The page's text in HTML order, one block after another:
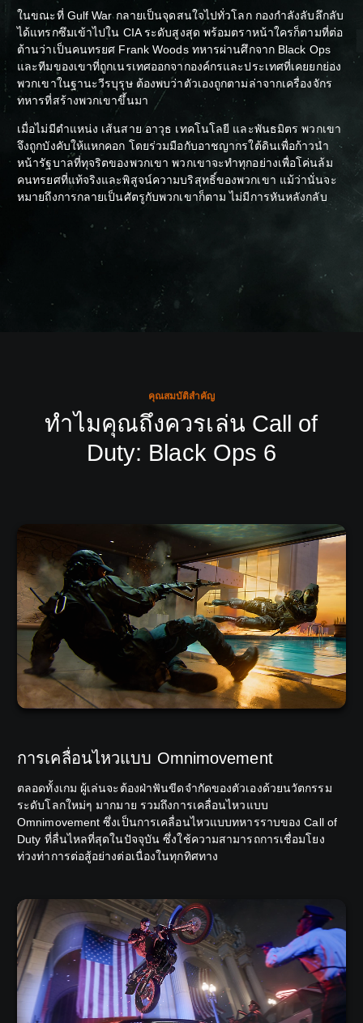
ในขณะที่ Gulf War กลายเป็นจุดสนใจไปทั่วโลก กองกำลังลับลึกลับ
ได้แทรกซึมเข้าไปใน CIA ระดับสูงสุด พร้อมตราหน้าใครก็ตามที่ต่อ
ต้านว่าเป็นคนทรยศ Frank Woods ทหารผ่านศึกจาก Black Ops
และทีมของเขาที่ถูกเนรเทศออกจากองค์กรและประเทศที่เคยยกย่อง
พวกเขาในฐานะวีรบุรุษ ต้องพบว่าตัวเองถูกตามล่าจากเครื่องจักร
ทหารที่สร้างพวกเขาขึ้นมา
เมื่อไม่มีตำแหน่ง เส้นสาย อาวุธ เทคโนโลยี และพันธมิตร พวกเขา
จึงถูกบังคับให้แหกคอก โดยร่วมมือกับอาชญากรใต้ดินเพื่อก้าวนำ
หน้ารัฐบาลที่ทุจริตของพวกเขา พวกเขาจะทำทุกอย่างเพื่อโค่นล้ม
คนทรยศที่แท้จริงและพิสูจน์ความบริสุทธิ์ของพวกเขา แม้ว่านั่นจะ
หมายถึงการกลายเป็นศัตรูกับพวกเขาก็ตาม ไม่มีการหันหลังกลับ
คุณสมบัติสำคัญ
ทำไมคุณถึงควรเล่น Call of
Duty: Black Ops 6
การเคลื่อนไหวแบบ Omnimovement
ตลอดทั้งเกม ผู้เล่นจะต้องฝ่าฟันขีดจำกัดของตัวเองด้วยนวัตกรรม
ระดับโลกใหม่ๆ มากมาย รวมถึงการเคลื่อนไหวแบบ
Omnimovement ซึ่งเป็นการเคลื่อนไหวแบบทหารราบของ Call of
Duty ที่ลื่นไหลที่สุดในปัจจุบัน ซึ่งใช้ความสามารถการเชื่อมโยง
ท่วงท่าการต่อสู้อย่างต่อเนื่องในทุกทิศทาง